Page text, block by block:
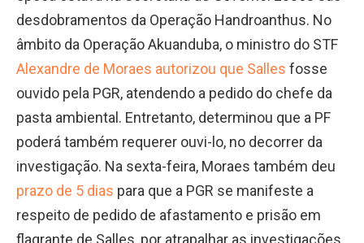
desdobramentos da Operação Handroanthus. No
âmbito da Operação Akuanduba, o ministro do STF
Alexandre de Moraes autorizou que Salles fosse
ouvido pela PGR, atendendo a pedido do chefe da
pasta ambiental. Entretanto, determinou que a PF
poderá também requerer ouvi-lo, no decorrer da
investigação. Na sexta-feira, Moraes também deu
prazo de 5 dias para que a PGR se manifeste a
respeito de pedido de afastamento e prisão em